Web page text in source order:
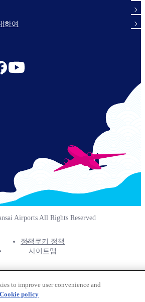
하여
Airports All Rights Reserved
정책 쿠키 정책
사이트맵
to improve user convenience and
Cookie policy